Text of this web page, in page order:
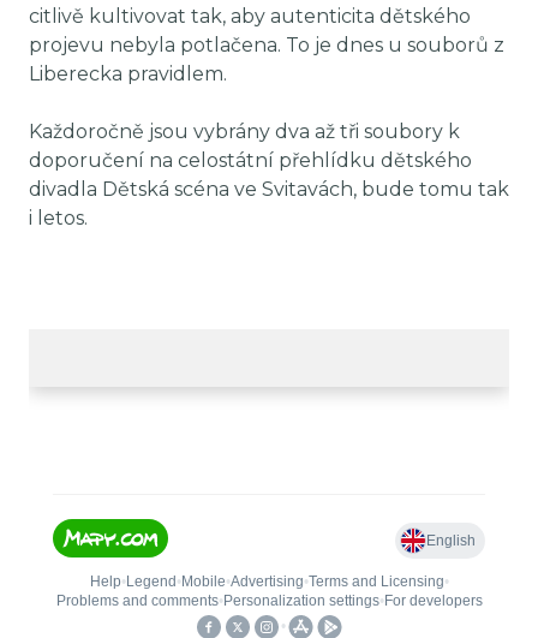
citlivě kultivovat tak, aby autenticita dětského
projevu nebyla potlačena. To je dnes u souborů z
Liberecka pravidlem.
Každoročně jsou vybrány dva až tři soubory k
doporučení na celostátní přehlídku dětského
divadla Dětská scéna ve Svitavách, bude tomu tak
i letos.